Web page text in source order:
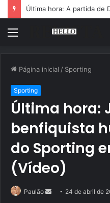
Menu
Página inicial / Sporting
Sporting
Última hora:
benfiquista
do Sporting
(Vídeo)
Paulão
Mande24 de abril de